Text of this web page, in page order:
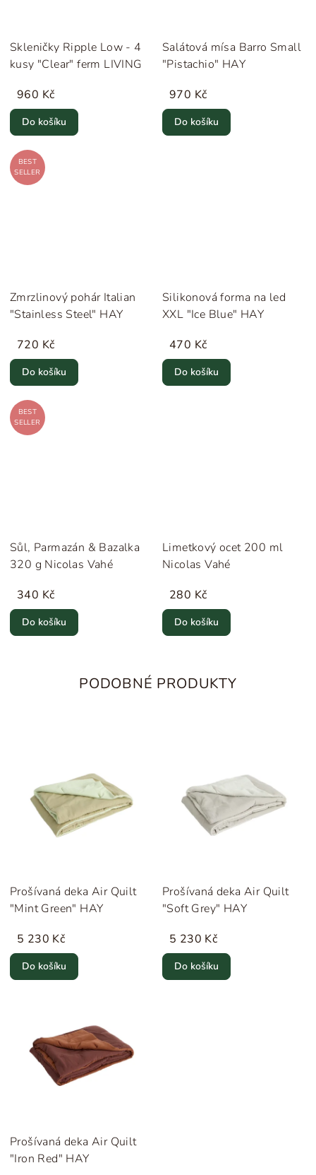
Skleničky Ripple Low - 4
kusy "Clear" ferm LIVING
960 Kč
Do košíku
Salátová mísa Barro Small
"Pistachio" HAY
970 Kč
Do košíku
BEST
SELLER
Zmrzlinový pohár Italian
"Stainless Steel" HAY
720 Kč
Do košíku
Silikonová forma na led
XXL "Ice Blue" HAY
470 Kč
Do košíku
BEST
SELLER
Sůl, Parmazán & Bazalka
320 g Nicolas Vahé
340 Kč
Do košíku
Limetkový ocet 200 ml
Nicolas Vahé
280 Kč
Do košíku
PODOBNÉ PRODUKTY
Prošívaná deka Air Quilt
"Mint Green" HAY
5 230 Kč
Do košíku
Prošívaná deka Air Quilt
"Soft Grey" HAY
5 230 Kč
Do košíku
Prošívaná deka Air Quilt
"Iron Red" HAY